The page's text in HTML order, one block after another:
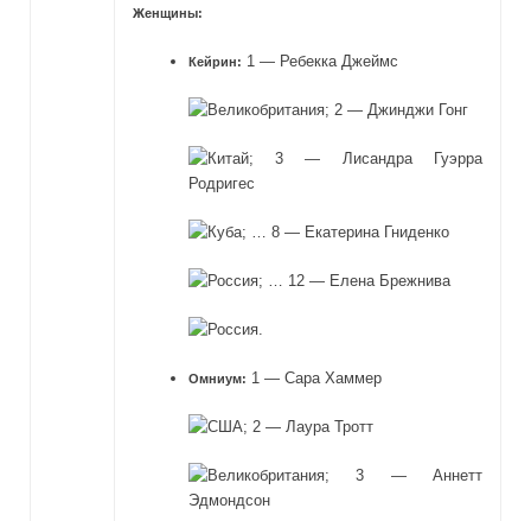
Женщины:
Кейрин: 1 — Ребекка Джеймс
; 2 — Джинджи Гонг
; 3 — Лисандра Гуэрра
Родригес
; … 8 — Екатерина Гниденко
; … 12 — Елена Брежнива
.
Омниум: 1 — Сара Хаммер
; 2 — Лаура Тротт
; 3 — Аннетт
Эдмондсон